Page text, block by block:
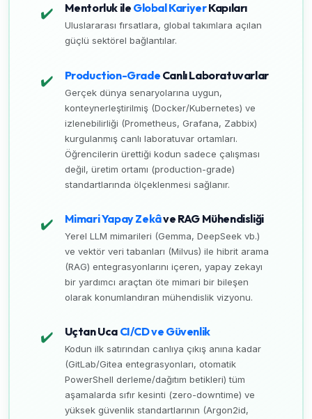
✔️ Mentorluk ile Global KariyerKapıları
Uluslararası fırsatlara, global takımlara açılan
güçlü sektörel bağlantılar.
✔️ Production-Grade Canlı Laboratuvarlar
Gerçek dünya senaryolarına uygun,
konteynerleştirilmiş (Docker/Kubernetes) ve
izlenebilirliği (Prometheus, Grafana, Zabbix)
kurgulanmış canlı laboratuvar ortamları.
Öğrencilerin ürettiği kodun sadece çalışması
değil, üretim ortamı (production-grade)
standartlarında ölçeklenmesi sağlanır.
✔️ Mimari Yapay Zekâve RAG Mühendisliği
Yerel LLM mimarileri (Gemma, DeepSeek vb.)
ve vektör veri tabanları (Milvus) ile hibrit arama
(RAG) entegrasyonlarını içeren, yapay zekayı
bir yardımcı araçtan öte mimari bir bileşen
olarak konumlandıran mühendislik vizyonu.
✔️ Uçtan Uca CI/CD ve Güvenlik
Kodun ilk satırından canlıya çıkış anına kadar
(GitLab/Gitea entegrasyonları, otomatik
PowerShell derleme/dağıtım betikleri) tüm
aşamalarda sıfır kesinti (zero-downtime) ve
yüksek güvenlik standartlarının (Argon2id,